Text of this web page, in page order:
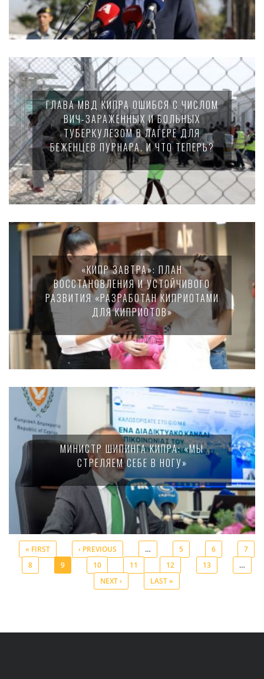
ГЛАВА МВД КИПРА ОШИБСЯ С ЧИСЛОМ
ВИЧ-ЗАРАЖЕННЫХ И БОЛЬНЫХ
ТУБЕРКУЛЕЗОМ В ЛАГЕРЕ ДЛЯ
БЕЖЕНЦЕВ ПУРНАРА. И ЧТО ТЕПЕРЬ?
«КИПР ЗАВТРА»: ПЛАН
ВОССТАНОВЛЕНИЯ И УСТОЙЧИВОГО
РАЗВИТИЯ «РАЗРАБОТАН КИПРИОТАМИ
ДЛЯ КИПРИОТОВ»
МИНИСТР ШИПИНГА КИПРА: «МЫ
СТРЕЛЯЕМ СЕБЕ В НОГУ»
Pages
« FIRST ‹ PREVIOUS … 5 6
7
8
9 10 11 12 13
…
NEXT ›
LAST »